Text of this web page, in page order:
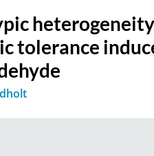
tolerance